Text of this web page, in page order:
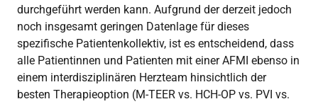
durchgeführt werden kann. Aufgrund der derzeit jedoch
noch insgesamt geringen Datenlage für dieses
spezifische Patientenkollektiv, ist es entscheidend, dass
alle Patientinnen und Patienten mit einer AFMI ebenso in
einem interdisziplinären Herzteam hinsichtlich der
besten Therapieoption (M-TEER vs. HCH-OP vs. PVI vs.